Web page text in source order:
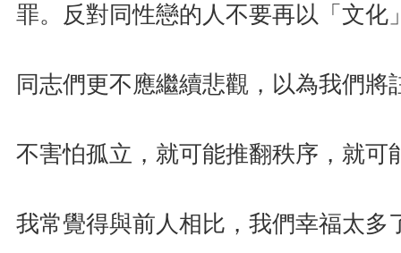
罪。反對同性戀的人不要再以「文化
同志們更不應繼續悲觀，以為我們
不害怕孤立，就可能推翻秩序，就可
我常覺得與前人相比，我們幸福太多